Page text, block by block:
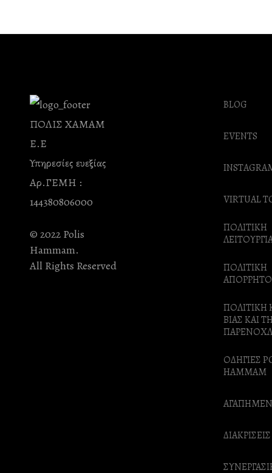
ΠΟΛΙΣ ΧΑΜΑΜ
Ε.Ε
Υπηρεσίες ευεξίας
Αρ.ΓΕΜΗ :
144380806000
© 2022 Polis
Hammam.
All Rights Reserved
BLOG
EVENTS
VIRTUAL
ΠΟΛΙΤΙΚΗ
ΠΟΛΙΤΙΚΗ
ΠΟΛΙΤΙΚΗ
ΒΙΑΣ ΚΑΙ
ΟΔΗΓΙΕΣ
HAMMAM
ΔΙΑΚΡΙΣΕΙΣ